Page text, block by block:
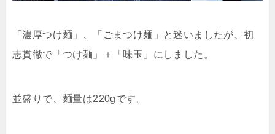
「濃厚つけ麺」、「ごまつけ麺」と迷いましたが、初
志貫徹で「つけ麺」＋「味玉」にしました。
並盛りで、麺量は220gです。